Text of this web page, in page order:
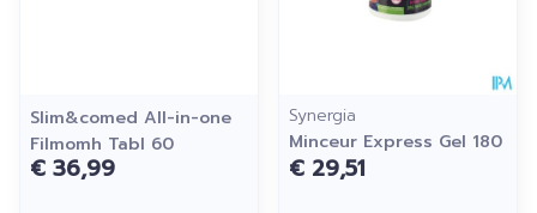
Slim&comed All-in-one
Filmomh Tabl 60
€ 36,99
Synergia
Minceur Express Gel 180
€ 29,51